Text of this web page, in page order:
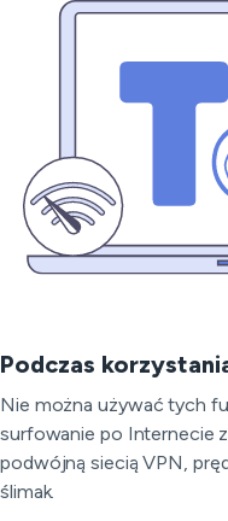
Podczas
Nie można używać tych
surfowanie po Internecie
podwójną siecią VPN,
ślimak.